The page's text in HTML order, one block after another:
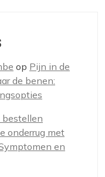
op Pijn in de
de benen:
bestellen
onderrug met
en